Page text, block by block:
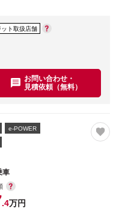
ト取扱店舗
お問い合わせ・
見積依頼（無料）
e-POWER
車
.4万円